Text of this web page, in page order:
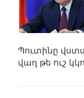
Պուտինը
վաղ թե ուշ